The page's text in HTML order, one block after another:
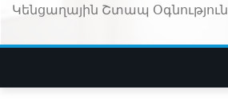
Կենցաղային Շտապ Օգնություն